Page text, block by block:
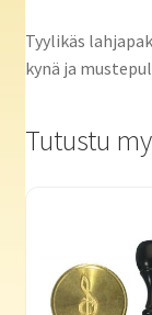
Tyylikäs
kynä ja
Tutustu